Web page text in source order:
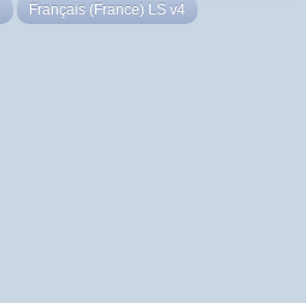
Français (France) LS v4